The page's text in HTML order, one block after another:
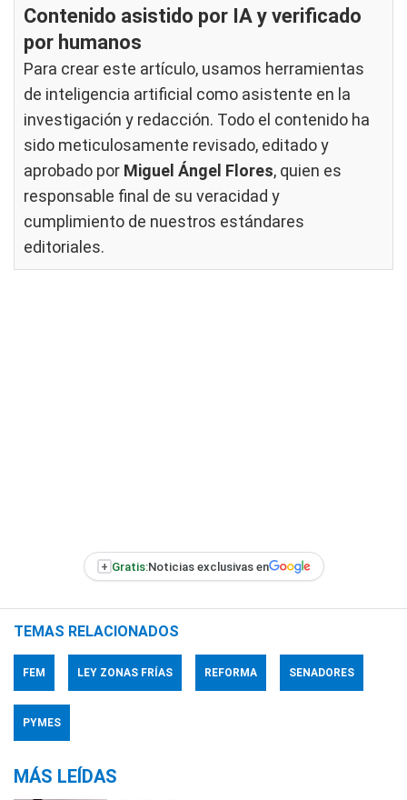
Contenido asistido por IA y verificado
por humanos
Para crear este artículo, usamos herramientas
de inteligencia artificial como asistente en la
investigación y redacción. Todo el contenido ha
sido meticulosamente revisado, editado y
aprobado por Miguel Ángel Flores, quien es
responsable final de su veracidad y
cumplimiento de nuestros estándares
editoriales.
+ Gratis:Noticias exclusivas en
TEMAS RELACIONADOS
FEM LEY ZONAS FRÍAS REFORMA SENADORES
PYMES
MÁS LEÍDAS